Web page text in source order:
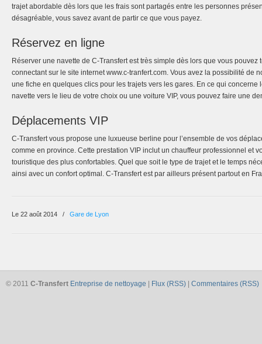
trajet abordable dès lors que les frais sont partagés entre les personnes
désagréable, vous savez avant de partir ce que vous payez.
Réservez en ligne
Réserver une navette de C-Transfert est très simple dès lors que vous pouvez
connectant sur le site internet www.c-tranfert.com. Vous avez la possibilité de
une fiche en quelques clics pour les trajets vers les gares. En ce qui concerne
navette vers le lieu de votre choix ou une voiture VIP, vous pouvez faire une
Déplacements VIP
C-Transfert vous propose une luxueuse berline pour l’ensemble de vos
comme en province. Cette prestation VIP inclut un chauffeur professionnel et
touristique des plus confortables. Quel que soit le type de trajet et le temps
ainsi avec un confort optimal. C-Transfert est par ailleurs présent partout en
Le 22 août 2014 / Gare de Lyon
© 2011 C-Transfert Entreprise de nettoyage Flux (RSS) Commentaires (RSS)